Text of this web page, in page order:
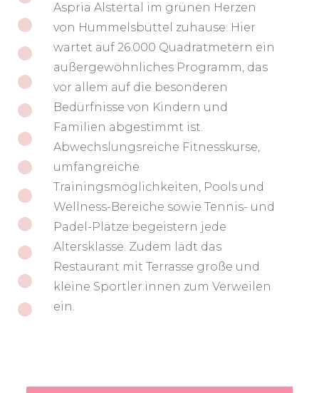
Aspria Alstertal im grünen Herzen
von Hummelsbüttel zuhause. Hier
wartet auf 26.000 Quadratmetern ein
außergewöhnliches Programm, das
vor allem auf die besonderen
Bedürfnisse von Kindern und
Familien abgestimmt ist.
Abwechslungsreiche Fitnesskurse,
umfangreiche
Trainingsmöglichkeiten, Pools und
Wellness-Bereiche sowie Tennis- und
Padel-Plätze begeistern jede
Altersklasse. Zudem lädt das
Restaurant mit Terrasse große und
kleine Sportler:innen zum Verweilen
ein.